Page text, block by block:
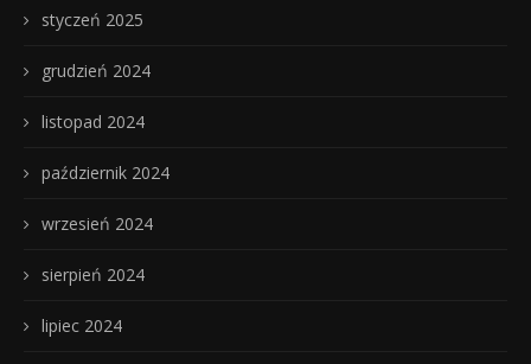
styczeń 2025
grudzień 2024
listopad 2024
październik 2024
wrzesień 2024
sierpień 2024
lipiec 2024